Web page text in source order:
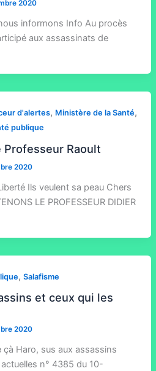
2020
informons Info Au procès
aux assassinats de
d'alertes, Ministère de la Santé,
publique
Raoult
2020
Ils veulent sa peau Chers
LE PROFESSEUR DIDIER
, Salafisme
et ceux qui les
2020
Haro, sus aux assassins
actuelles n° 4385 du 10-